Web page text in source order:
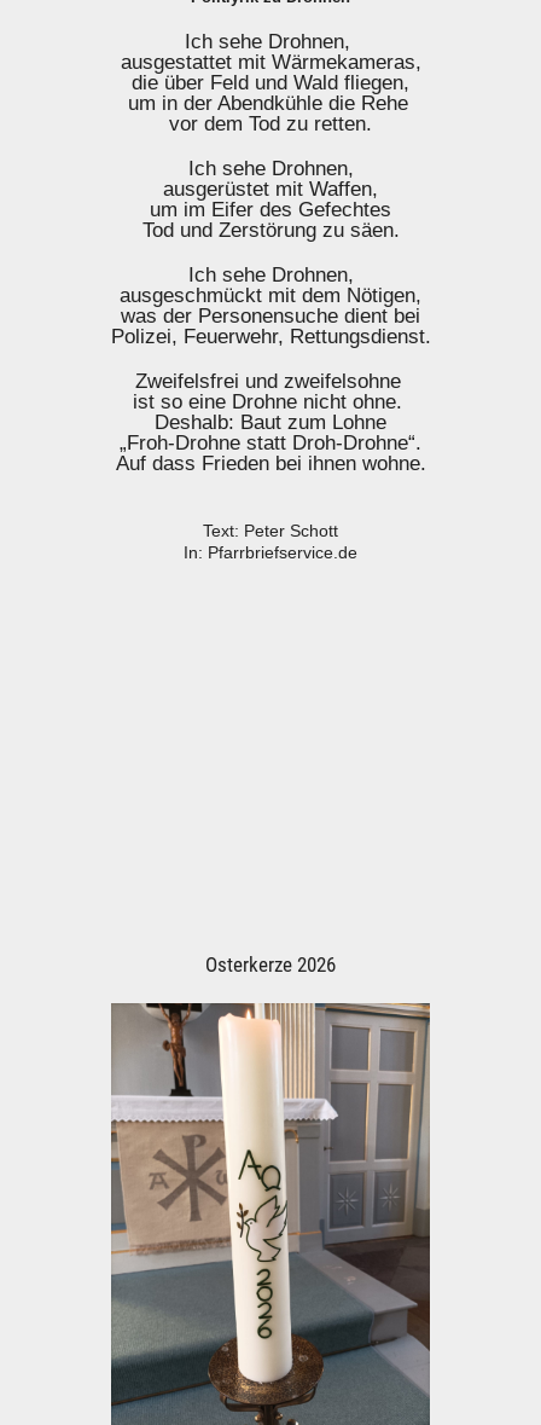
Ich sehe Drohnen,
ausgestattet mit Wärmekameras,
die über Feld und Wald fliegen,
um in der Abendkühle die Rehe
vor dem Tod zu retten.
Ich sehe Drohnen,
ausgerüstet mit Waffen,
um im Eifer des Gefechtes
Tod und Zerstörung zu säen.
Ich sehe Drohnen,
ausgeschmückt mit dem Nötigen,
was der Personensuche dient bei
Polizei, Feuerwehr, Rettungsdienst.
Zweifelsfrei und zweifelsohne
ist so eine Drohne nicht ohne.
Deshalb: Baut zum Lohne
„Froh-Drohne statt Droh-Drohne“.
Auf dass Frieden bei ihnen wohne.
Text: Peter Schott
In: Pfarrbriefservice.de
Osterkerze 2026